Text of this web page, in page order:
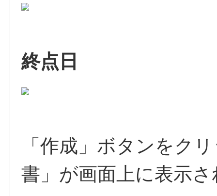
終点日
「作成」ボタンをク
書」が画面上に表示